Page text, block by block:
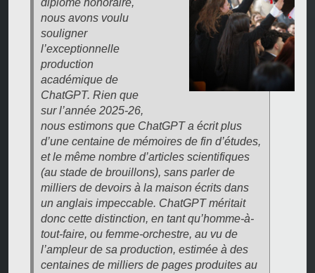
diplôme honoraire,
nous avons voulu
souligner
l’exceptionnelle
production
académique de
ChatGPT. Rien que
sur l’année 2025-26,
nous estimons que ChatGPT a écrit plus
d’une centaine de mémoires de fin d’études,
et le même nombre d’articles scientifiques
(au stade de brouillons), sans parler de
milliers de devoirs à la maison écrits dans
un anglais impeccable. ChatGPT méritait
donc cette distinction, en tant qu’homme-à-
tout-faire, ou femme-orchestre, au vu de
l’ampleur de sa production, estimée à des
centaines de milliers de pages produites au